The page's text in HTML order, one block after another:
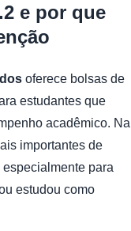
e por que
oferece bolsas de
estudantes que
acadêmico. Na
importantes de
para
estudou como